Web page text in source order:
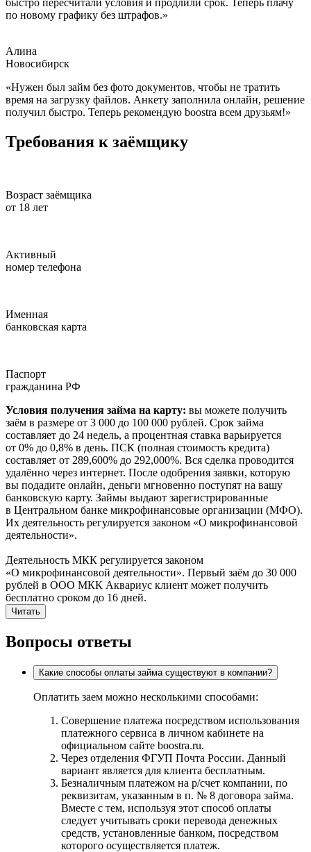
быстро пересчитали условия и продлили срок. Теперь плачу
по новому графику без штрафов.»
Алина
Новосибирск
«Нужен был займ без фото документов, чтобы не тратить
время на загрузку файлов. Анкету заполнила онлайн, решение
получил быстро. Теперь рекомендую boostra всем друзьям!»
Требования к заёмщику
Возраст заёмщика
от 18 лет
Активный
номер телефона
Именная
банковская карта
Паспорт
гражданина РФ
Условия получения займа на карту: вы можете получить
заём в размере от 3 000 до 100 000 рублей. Срок займа
составляет до 24 недель, а процентная ставка варьируется
от 0% до 0,8% в день. ПСК (полная стоимость кредита)
составляет от 289,600% до 292,000%. Вся сделка проводится
удалённо через интернет. После одобрения заявки, которую
вы подадите онлайн, деньги мгновенно поступят на вашу
банковскую карту. Займы выдают зарегистрированные
в Центральном банке микрофинансовые организации (МФО).
Их деятельность регулируется законом «О микрофинансовой
деятельности».
Деятельность МКК регулируется законом
«О микрофинансовой деятельности». Первый заём до 30 000
рублей в ООО МКК Аквариус клиент может получить
бесплатно сроком до 16 дней.
Читать
Вопросы ответы
Какие способы оплаты займа существуют в компании?
Оплатить заем можно несколькими способами:
Совершение платежа посредством использования
платежного сервиса в личном кабинете на
официальном сайте boostra.ru.
Через отделения ФГУП Почта России. Данный
вариант является для клиента бесплатным.
Безналичным платежом на р/счет компании, по
реквизитам, указанным в п. № 8 договора займа.
Вместе с тем, используя этот способ оплаты
следует учитывать сроки перевода денежных
средств, установленные банком, посредством
которого осуществляется платеж.